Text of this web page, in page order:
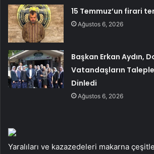
15 Temmuz’un firari
Ağustos 6, 2026
Başkan Erkan Aydın,
Vatandaşların
Dinledi
Ağustos 6, 2026
Yaralıları ve kazazedeleri makarna